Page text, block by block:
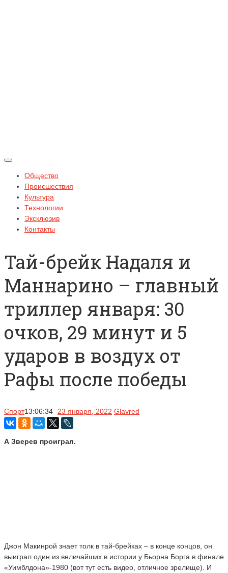
Общество
Происшествия
Культура
Технологии
Эксклюзив
Контакты
Тай-брейк Надаля и
Маннарино – главный
триллер января: 30
очков, 29 минут и 5
ударов в воздух от
Рафы после победы
Спорт13:06:34 23 января, 2022 Glavred
А Зверев проиграл.
Джон Макинрой знает толк в тай-брейках – в конце концов, он
выиграл один из величайших в истории у Бьорна Борга в финале
«Уимблдона»-1980 (вот тут есть видео, отличное зрелище). И